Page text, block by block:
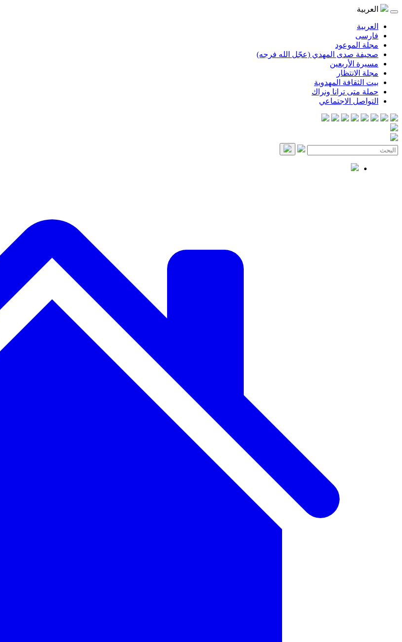
العربية
العربية
فارسی
مجلة الموعود
صحيفة صدى المهدي (عجّل الله فرجه)
مسيرة الأربعين
مجلة الانتظار
بيت الثقافة المهدوية
حملة متى ترانا ونراك
التواصل الاجتماعي